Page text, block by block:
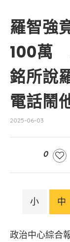
羅智強
100萬
銘所說
電話鬧
2025-06-03
0
小 中
政治中心綜合